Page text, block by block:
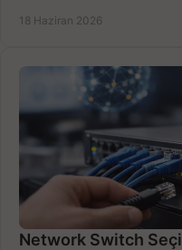
18 Haziran 2026
Network Switch